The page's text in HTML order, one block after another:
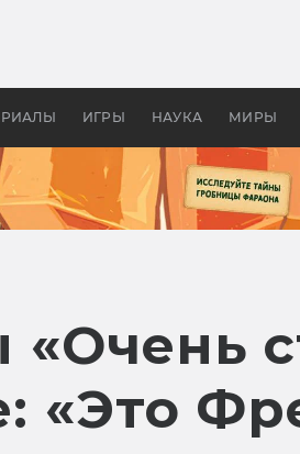
ИГРЫ НАУКА МИРЫ
апокалипсис, в
«Очень
«Это